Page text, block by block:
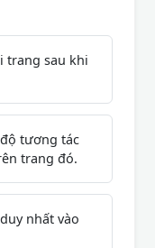
trang sau khi
tương tác
trang đó.
nhất vào